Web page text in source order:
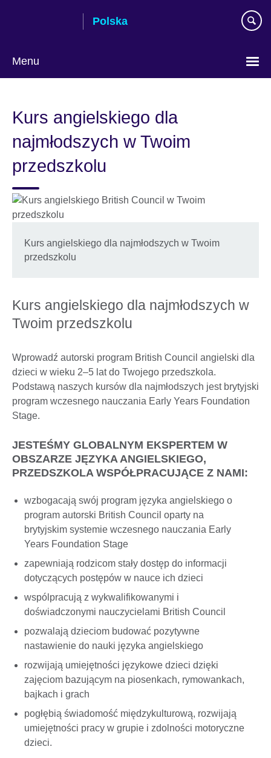
Polska
Menu
Kurs angielskiego dla
najmłodszych w Twoim
przedszkolu
Kurs angielskiego dla najmłodszych w Twoim
przedszkolu
Kurs angielskiego dla najmłodszych w
Twoim przedszkolu
Wprowadź autorski program British Council angielski dla
dzieci w wieku 2–5 lat do Twojego przedszkola.
Podstawą naszych kursów dla najmłodszych jest brytyjski
program wczesnego nauczania Early Years Foundation
Stage.
JESTEŚMY GLOBALNYM EKSPERTEM W
OBSZARZE JĘZYKA ANGIELSKIEGO,
PRZEDSZKOLA WSPÓŁPRACUJĄCE Z NAMI:
wzbogacają swój program języka angielskiego o
program autorski British Council oparty na
brytyjskim systemie wczesnego nauczania Early
Years Foundation Stage
zapewniają rodzicom stały dostęp do informacji
dotyczących postępów w nauce ich dzieci
wspólpracują z wykwalifikowanymi i
doświadczonymi nauczycielami British Council
pozwalają dzieciom budować pozytywne
nastawienie do nauki języka angielskiego
rozwijają umiejętności językowe dzieci dzięki
zajęciom bazującym na piosenkach, rymowankach,
bajkach i grach
pogłębią świadomość międzykulturową, rozwijają
umiejętności pracy w grupie i zdolności motoryczne
dzieci.